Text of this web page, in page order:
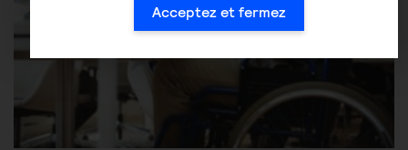
Acceptez et fermez